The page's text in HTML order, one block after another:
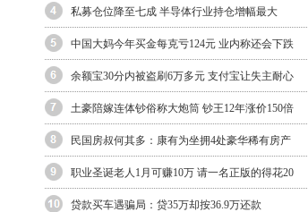
私募仓位降至七成 半导体行业持仓增幅最大
中国大妈今年买金每克亏124元 业内称还会下跌
余额宝30分内被盗刷6万多元 支付宝让失主耐心
土豪陪嫁连体钞俗称大炮筒 钞王12年涨价150倍
民国房叔何其多：康有为坐拥4处豪华稀有房产
职业圣诞老人1月可赚10万 请一名正版的得花20
贷款买车遇骗局：贷35万却按36.9万还款